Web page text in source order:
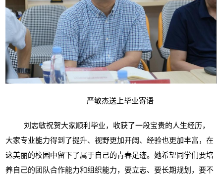
严敏杰送上毕业寄语
刘志敏祝贺大家顺利毕业，收获了一段宝贵的人生经历，
大家专业能力得到了提升、视野更加开阔、经验也更加丰富，在
这美丽的校园中留下了属于自己的青春足迹。她希望同学们要培
养自己的团队合作能力和组织能力，要立志、要长期规划，要不